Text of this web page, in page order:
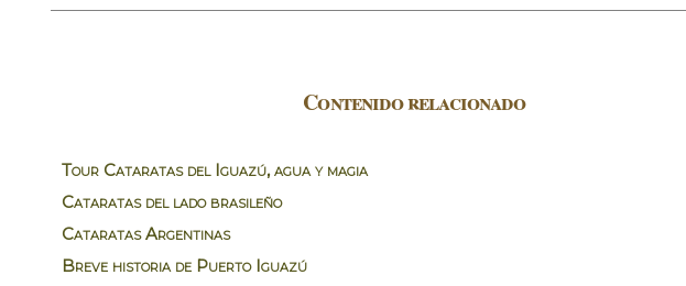
Contenido relacionado
Tour Cataratas del Iguazú, agua y magia
Cataratas del lado brasileño
Cataratas Argentinas
Breve historia de Puerto Iguazú